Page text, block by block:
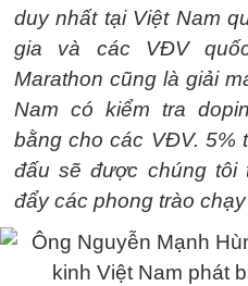
duy nhất tại Việt Nam
gia và các VĐV
Marathon cũng là giải
Nam có kiểm tra
bằng cho các VĐV. 5%
đấu sẽ được chúng tôi
đẩy các phong trào chạy